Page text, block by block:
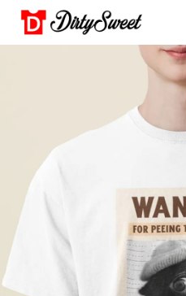
您的購物車
繼續